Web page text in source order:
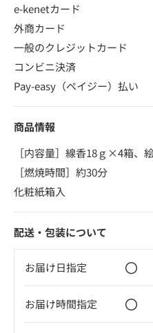
e-kenetカード
外商カード
一般のクレジットカード
コンビニ決済
Pay-easy（ペイジー）払い
商品情報
［内容量］線香18ｇ×4箱、
［燃焼時間］約30分
化粧紙箱入
配送・包装について
お届け日指定 〇
お届け時間指定 〇